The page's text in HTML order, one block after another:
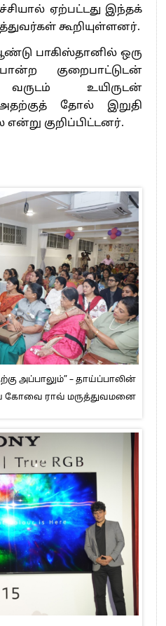
ஏற்பட்டது இந்தக்
கூறியுள்ளனர்.
பாகிஸ்தானில் ஒரு
குறைபாட்டுடன்
உயிருடன்
தோல் இறுதி
குறிப்பிட்டனர்.
அப்பாலும்” – தாய்ப்பாலின்
கோவை ராவ் மருத்துவமனை